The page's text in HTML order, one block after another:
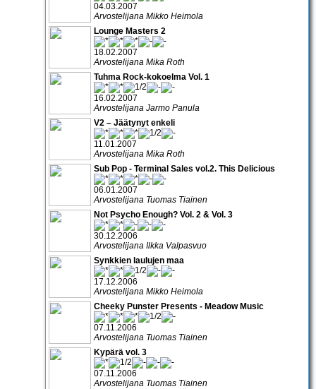
04.03.2007
Arvostelijana Mikko Heimola
Lounge Masters 2
18.02.2007
Arvostelijana Mika Roth
Tuhma Rock-kokoelma Vol. 1
16.02.2007
Arvostelijana Jarmo Panula
V2 – Jäätynyt enkeli
11.01.2007
Arvostelijana Mika Roth
Sub Pop - Terminal Sales vol.2. This Delicious
06.01.2007
Arvostelijana Tuomas Tiainen
Not Psycho Enough? Vol. 2 & Vol. 3
30.12.2006
Arvostelijana Ilkka Valpasvuo
Synkkien laulujen maa
17.12.2006
Arvostelijana Mikko Heimola
Cheeky Punster Presents - Meadow Music
07.11.2006
Arvostelijana Tuomas Tiainen
Kypärä vol. 3
07.11.2006
Arvostelijana Tuomas Tiainen